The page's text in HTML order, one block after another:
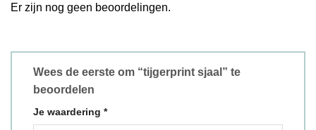
Er zijn nog geen beoordelingen.
Wees de eerste om “tijgerprint sjaal” te
beoordelen
Je waardering *